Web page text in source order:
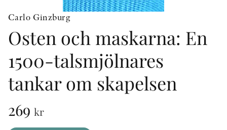
ÖVRIGA FORMAT
PEER REVIEW-PROCESSEN
Carlo Ginzburg
Osten och maskarna: En
1500-talsmjölnares
tankar om skapelsen
269 kr